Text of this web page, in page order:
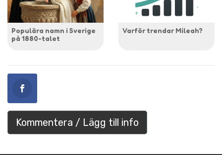
Populära namn i Sverige
på 1880-talet
Varför trendar Mileah?
Kommentera / Lägg till info